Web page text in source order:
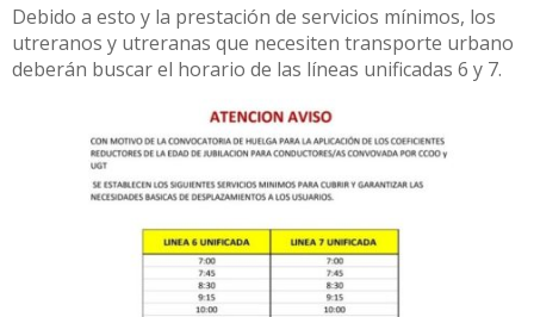
Debido a esto y la prestación de servicios mínimos, los
utreranos y utreranas que necesiten transporte urbano
deberán buscar el horario de las líneas unificadas 6 y 7.